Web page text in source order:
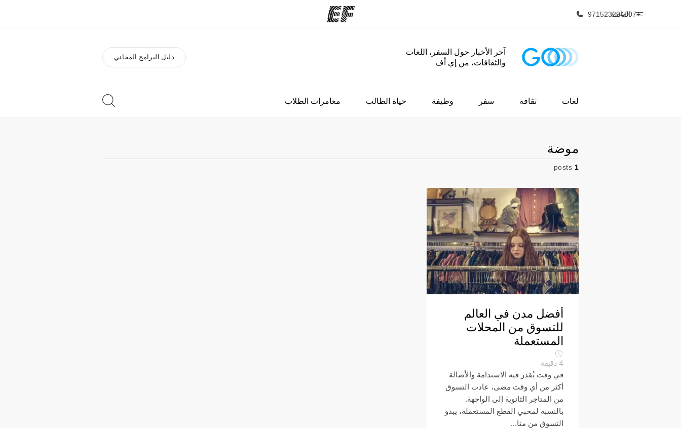
القائمة +971523294807
الصفحة الرئيسية برامج وظائف
آخر الأخبار حول السفر، اللغات
والثقافات، من إي أف
دليل البرامج المجاني
لغات ثقافة سفر وظيفة حياة الطالب مغامرات الطلاب
موضة
1
posts
أفضل مدن في العالم
للتسوق من المحلات
المستعملة
4 دقيقة
في وقت يُقدر فيه الاستدامة والأصالة
أكثر من أي وقت مضى، عادت التسوق
من المتاجر الثانوية إلى الواجهة.
بالنسبة لمحبي القطع المستعملة، يبدو
التسوق من متا...